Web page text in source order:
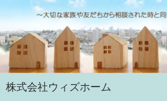
ン
テ
ン
ツ
へ
ス
キ
株式会社ウィズホーム
検
索